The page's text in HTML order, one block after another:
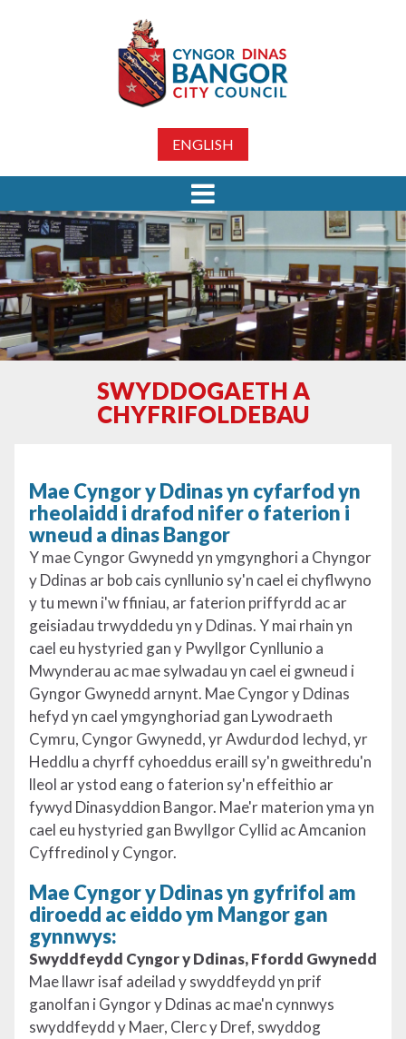
ENGLISH
SWYDDOGAETH A
CHYFRIFOLDEBAU
Mae Cyngor y Ddinas yn cyfarfod yn
rheolaidd i drafod nifer o faterion i
wneud a dinas Bangor
Y mae Cyngor Gwynedd yn ymgynghori a Chyngor
y Ddinas ar bob cais cynllunio sy'n cael ei chyflwyno
y tu mewn i'w ffiniau, ar faterion priffyrdd ac ar
geisiadau trwyddedu yn y Ddinas. Y mai rhain yn
cael eu hystyried gan y Pwyllgor Cynllunio a
Mwynderau ac mae sylwadau yn cael ei gwneud i
Gyngor Gwynedd arnynt. Mae Cyngor y Ddinas
hefyd yn cael ymgynghoriad gan Lywodraeth
Cymru, Cyngor Gwynedd, yr Awdurdod Iechyd, yr
Heddlu a chyrff cyhoeddus eraill sy'n gweithredu'n
lleol ar ystod eang o faterion sy'n effeithio ar
fywyd Dinasyddion Bangor. Mae'r materion yma yn
cael eu hystyried gan Bwyllgor Cyllid ac Amcanion
Cyffredinol y Cyngor.
Mae Cyngor y Ddinas yn gyfrifol am
diroedd ac eiddo ym Mangor gan
gynnwys:
Swyddfeydd Cyngor y Ddinas, Ffordd Gwynedd
Mae llawr isaf adeilad y swyddfeydd yn prif
ganolfan i Gyngor y Ddinas ac mae'n cynnwys
swyddfeydd y Maer, Clerc y Dref, swyddog